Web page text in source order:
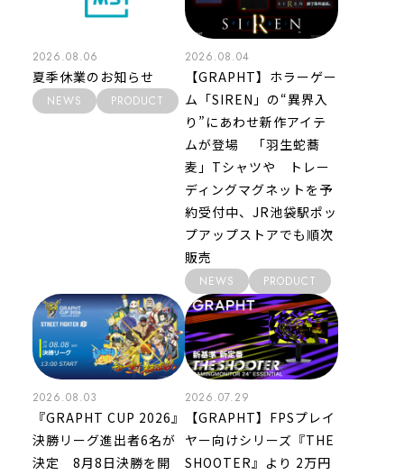
2026.08.06
夏季休業のお知らせ
NEWS PRODUCT
2026.08.04
【GRAPHT】ホラーゲー
ム「SIREN」の“異界入
り”にあわせ新作アイテ
ムが登場 「羽生蛇蕎
麦」Tシャツや トレー
ディングマグネットを予
約受付中、JR池袋駅ポッ
プアップストアでも順次
販売
NEWS PRODUCT
2026.08.03
『GRAPHT CUP 2026』
決勝リーグ進出者6名が
決定 8月8日決勝を開
2026.07.29
【GRAPHT】FPSプレイ
ヤー向けシリーズ『THE
SHOOTER』より 2万円